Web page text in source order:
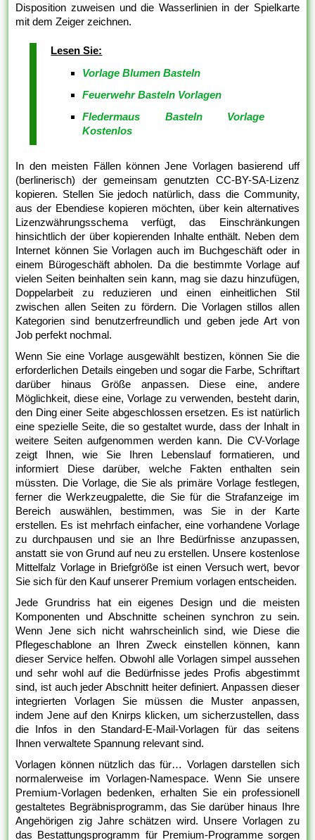
Disposition zuweisen und die Wasserlinien in der Spielkarte
mit dem Zeiger zeichnen.
Lesen Sie:
Vorlage Blumen Basteln
Feuerwehr Basteln Vorlagen
Fledermaus Basteln Vorlage
Kostenlos
In den meisten Fällen können Jene Vorlagen basierend uff
(berlinerisch) der gemeinsam genutzten CC-BY-SA-Lizenz
kopieren. Stellen Sie jedoch natürlich, dass die Community,
aus der Ebendiese kopieren möchten, über kein alternatives
Lizenzwährungsschema verfügt, das Einschränkungen
hinsichtlich der über kopierenden Inhalte enthält. Neben dem
Internet können Sie Vorlagen auch im Buchgeschäft oder in
einem Bürogeschäft abholen. Da die bestimmte Vorlage auf
vielen Seiten beinhalten sein kann, mag sie dazu hinzufügen,
Doppelarbeit zu reduzieren und einen einheitlichen Stil
zwischen allen Seiten zu fördern. Die Vorlagen stillos allen
Kategorien sind benutzerfreundlich und geben jede Art von
Job perfekt nochmal.
Wenn Sie eine Vorlage ausgewählt bestizen, können Sie die
erforderlichen Details eingeben und sogar die Farbe, Schriftart
darüber hinaus Größe anpassen. Diese eine, andere
Möglichkeit, diese eine, Vorlage zu verwenden, besteht darin,
den Ding einer Seite abgeschlossen ersetzen. Es ist natürlich
eine spezielle Seite, die so gestaltet wurde, dass der Inhalt in
weitere Seiten aufgenommen werden kann. Die CV-Vorlage
zeigt Ihnen, wie Sie Ihren Lebenslauf formatieren, und
informiert Diese darüber, welche Fakten enthalten sein
müssten. Die Vorlage, die Sie als primäre Vorlage festlegen,
ferner die Werkzeugpalette, die Sie für die Strafanzeige im
Bereich auswählen, bestimmen, was Sie in der Karte
erstellen. Es ist mehrfach einfacher, eine vorhandene Vorlage
zu durchpausen und sie an Ihre Bedürfnisse anzupassen,
anstatt sie von Grund auf neu zu erstellen. Unsere kostenlose
Mittelfalz Vorlage in Briefgröße ist einen Versuch wert, bevor
Sie sich für den Kauf unserer Premium vorlagen entscheiden.
Jede Grundriss hat ein eigenes Design und die meisten
Komponenten und Abschnitte scheinen synchron zu sein.
Wenn Jene sich nicht wahrscheinlich sind, wie Diese die
Pflegeschablone an Ihren Zweck einstellen können, kann
dieser Service helfen. Obwohl alle Vorlagen simpel aussehen
und sehr wohl auf die Bedürfnisse jedes Profis abgestimmt
sind, ist auch jeder Abschnitt heiter definiert. Anpassen dieser
integrierten Vorlagen Sie müssen die Muster anpassen,
indem Jene auf den Knirps klicken, um sicherzustellen, dass
die Infos in den Standard-E-Mail-Vorlagen für das seitens
Ihnen verwaltete Spannung relevant sind.
Vorlagen können nützlich das für… Vorlagen darstellen sich
normalerweise im Vorlagen-Namespace. Wenn Sie unsere
Premium-Vorlagen bedenken, erhalten Sie ein professionell
gestaltetes Begräbnisprogramm, das Sie darüber hinaus Ihre
Angehörigen zig Jahre schätzen wird. Unsere Vorlagen zu
das Bestattungsprogramm für Premium-Programme sorgen